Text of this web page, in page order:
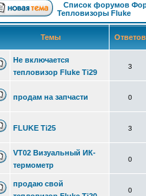
Список форумов
Тепловизоры Fluke
Темы
Не включается
тепловизор Fluke Ti29
3
продам на запчасти 0
FLUKE Ti25 3
VT02 Визуальный ИК-
термометр
0
продаю свой
0